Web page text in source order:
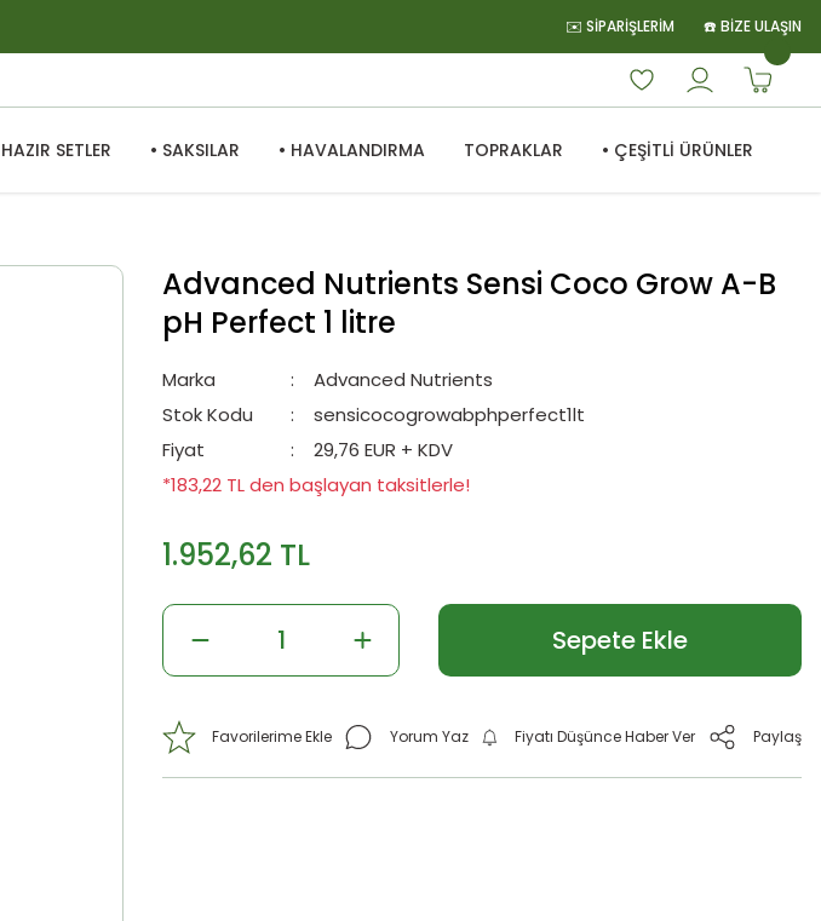
✉️ SİPARİŞLERİM ☎️ BİZE ULAŞIN
SETLER • SAKSILAR • HAVALANDIRMA TOPRAKLAR • ÇEŞİTLİ ÜRÜNLER
Advanced Nutrients Sensi Coco Grow A-B
pH Perfect 1 litre
Marka
Advanced Nutrients
Stok Kodu
sensicocogrowabphperfect1lt
Fiyat
29,76 EUR + KDV
*183,22 TL den başlayan taksitlerle!
1.952,62 TL
Sepete Ekle